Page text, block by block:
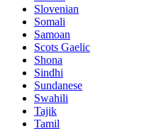
Slovenian
Somali
Samoan
Scots Gaelic
Shona
Sindhi
Sundanese
Swahili
Tajik
Tamil